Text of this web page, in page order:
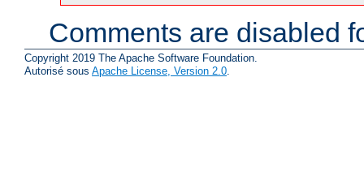
Comments are disabled
Copyright 2019 The Apache Software Foundation.
Autorisé sous Apache License, Version 2.0